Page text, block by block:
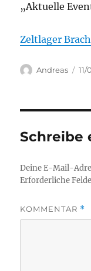
„Aktuelle
Zeltlager
Autor
Andreas
Schreibe
Deine E-Mail-
Erforderliche
KOMMENTAR *